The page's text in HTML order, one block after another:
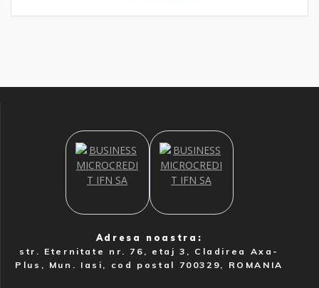
Adresa noastra:
str. Eternitate nr. 76, etaj 3, Cladirea Axa-
Plus, Mun. Iasi, cod postal 700329, ROMANIA